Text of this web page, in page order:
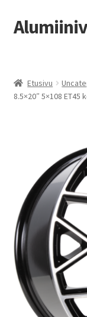
Siirry
navigointiin
Siirry
sisältöön
Kauppa
Vanteiden osto-
Auton renkaat
Yhteystiedot
Etusivu
8.5×20″ 5×108 ET45